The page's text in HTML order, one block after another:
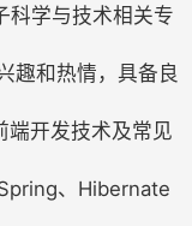
科学与技术相关专
趣和热情，具备良
开发技术及常见
、Hibernate